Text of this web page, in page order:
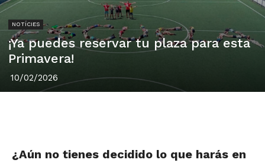
NOTÍCIES
¡Ya puedes reservar tu plaza para esta
Primavera!
10/02/2026
¿Aún no tienes decidido lo que harás en